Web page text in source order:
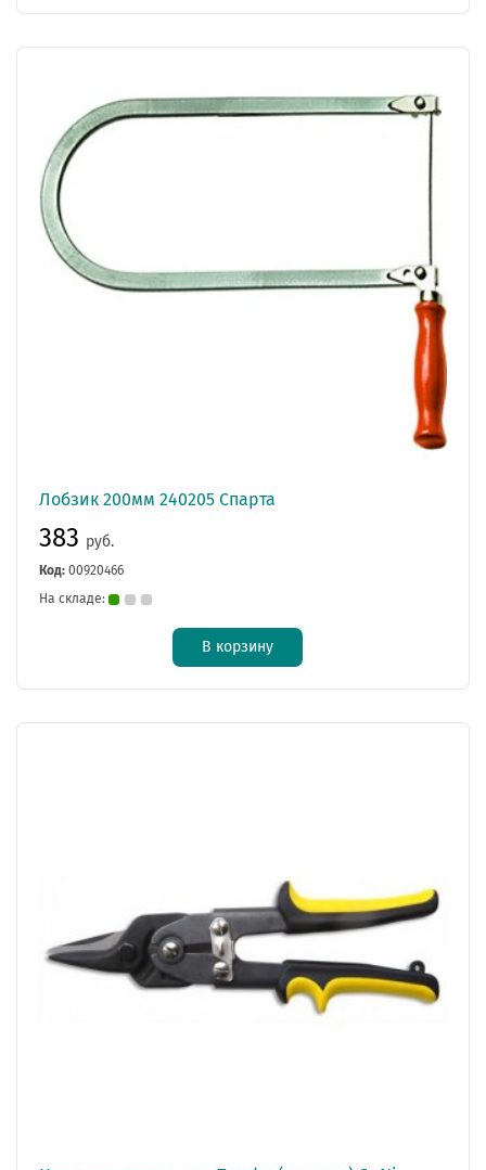
Лобзик 200мм 240205 Спарта
383 руб.
Код: 00920466
На складе:
В корзину